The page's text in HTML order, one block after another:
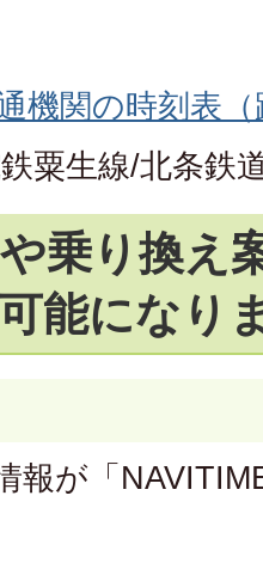
機関の時刻表
粟生線/北条鉄
乗り換え
能になり
報が「